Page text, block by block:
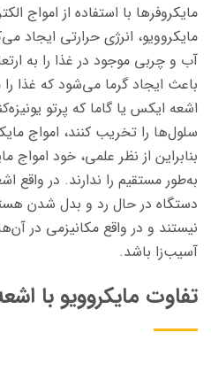
مایکروفرها با استفاده از امواج
مایکروویو، انرژی حرارتی ایجاد
آب و چربی موجود در غذا را به
باعث ایجاد گرما می‌شود که غذا
سلول‌ها را تخریب کنند، امواج
بنابراین از نظر علمی، خود امواج
به‌طور مستقیم را ندارند. در واقع
دستگاه در حال رد و بدل شدن
نیستند و در واقع مکانیزمی در
آسیب‌زا باشد.
تفاوت مایکروویو با